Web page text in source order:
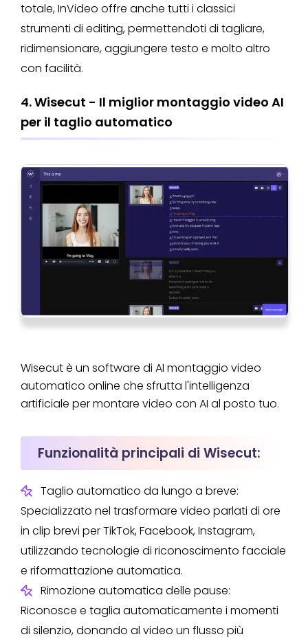
totale, InVideo offre anche tutti i classici
strumenti di editing, permettendoti di tagliare,
ridimensionare, aggiungere testo e molto altro
con facilità.
4. Wisecut - Il miglior montaggio video AI
per il taglio automatico
Wisecut è un software di AI montaggio video
automatico online che sfrutta l'intelligenza
artificiale per montare video con AI al posto tuo.
Funzionalità principali di Wisecut:
Taglio automatico da lungo a breve:
Specializzato nel trasformare video parlati di ore
in clip brevi per TikTok, Facebook, Instagram,
utilizzando tecnologie di riconoscimento facciale
e riformattazione automatica.
Rimozione automatica delle pause:
Riconosce e taglia automaticamente i momenti
di silenzio, donando al video un flusso più